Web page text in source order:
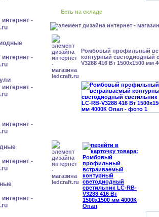
Есть на складе
Ромбовый профильный
контурный светодиодный
V3288 416 Вт 1500x1500 мм